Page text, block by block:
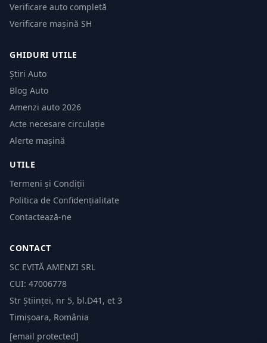
Verificare auto completă
Verificare mașină SH
GHIDURI UTILE
Știri Auto
Blog Auto
Amenzi auto 2026
Acte necesare circulație
Alerte mașină
UTILE
Termeni și Condiții
Politica de Confidențialitate
Contactează-ne
CONTACT
SC EVITĂ AMENZI SRL
CUI: 47006778
Str Științei, nr 5, bl.D41, et 3
Timișoara, România
[email protected]